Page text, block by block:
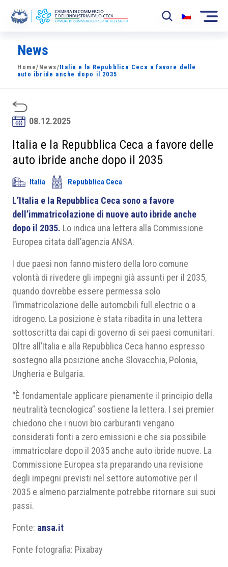
La Camera
News
Sviluppo Mercato
Soci
Partner
Progetti
Area riservata
News
Home/ News/ Italia e la Repubblica Ceca a favore delle
auto ibride anche dopo il 2035
08.12.2025
Italia e la Repubblica Ceca a favore delle
auto ibride anche dopo il 2035
Italia Repubblica Ceca
L’Italia e la Repubblica Ceca sono a favore
dell’immatricolazione di nuove auto ibride anche
dopo il 2035. Lo indica una lettera alla Commissione
Europea citata dall’agenzia ANSA.
I due paesi non fanno mistero della loro comune
volontà di rivedere gli impegni già assunti per il 2035,
quando dovrebbe essere permessa solo
l’immatricolazione delle automobili full electric o a
idrogeno. La posizione è stata ribadita in una lettera
sottoscritta dai capi di governo di sei paesi comunitari.
Oltre all’Italia e alla Repubblica Ceca hanno espresso
sostegno alla posizione anche Slovacchia, Polonia,
Ungheria e Bulgaria.
“È fondamentale applicare pienamente il principio della
neutralità tecnologica” sostiene la lettera. I sei premier
chiedono che i nuovi bio carburanti vengano
considerati fonti a zero emissioni e che sia possibile
immatricolare dopo il 2035 anche auto ibride nuove. La
Commissione Europea sta preparando una revisione
degli impegni previsti nel settore automotive per il
2035 e almeno parzialmente potrebbe ritornare sui suoi
passi.
Fonte: ansa.it
Fonte fotografia: Pixabay